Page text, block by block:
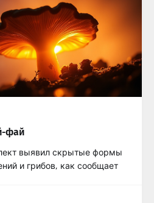
фай
выявил скрытые формы
и грибов, как сообщает